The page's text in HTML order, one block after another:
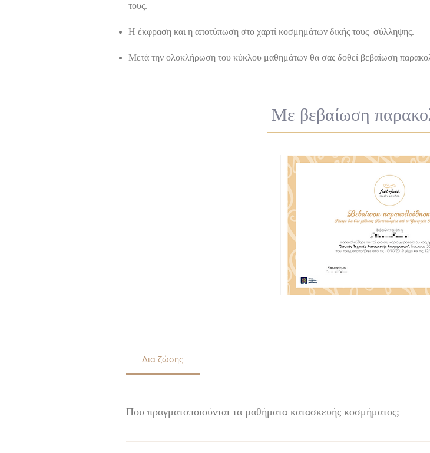
τους.
Η έκφραση και η αποτύπωση στο χαρτί κοσμημάτων δικής τους σύλληψης.
Μετά την ολοκλήρωση του κύκλου μαθημάτων θα σας δοθεί βεβαίωση
Με βεβαίωση
Δια ζώσης
Που πραγματοποιούνται τα μαθήματα κατασκευής κοσμήματος;
Τα μαθήματα γίνονται στο εργαστήριο κατασκευής κοσμημάτων Feel-Free που